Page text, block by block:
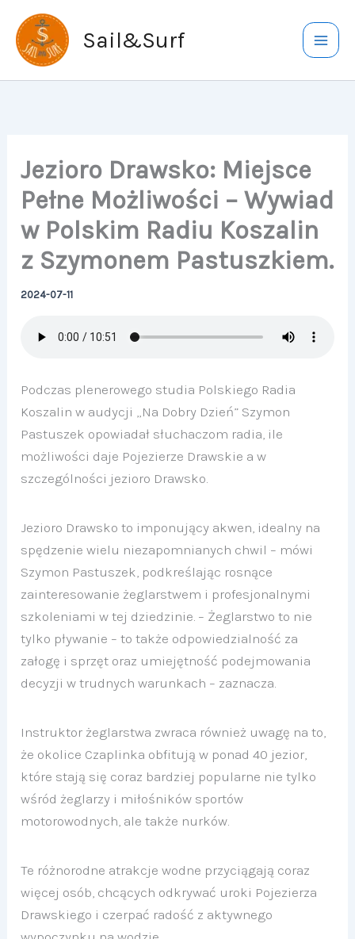
Przejdź
treści
Sail&Surf
Jezioro Drawsko: Miejsce
Pełne Możliwości – Wywiad
w Polskim Radiu Koszalin
z Szymonem Pastuszkiem.
2024-07-11
Podczas plenerowego studia Polskiego Radia
Koszalin w audycji „Na Dobry Dzień” Szymon
Pastuszek opowiadał słuchaczom radia, ile
możliwości daje Pojezierze Drawskie a w
szczególności jezioro Drawsko.
Jezioro Drawsko to imponujący akwen, idealny na
spędzenie wielu niezapomnianych chwil – mówi
Szymon Pastuszek, podkreślając rosnące
zainteresowanie żeglarstwem i profesjonalnymi
szkoleniami w tej dziedzinie. – Żeglarstwo to nie
tylko pływanie – to także odpowiedzialność za
załogę i sprzęt oraz umiejętność podejmowania
decyzji w trudnych warunkach – zaznacza.
Instruktor żeglarstwa zwraca również uwagę na to,
że okolice Czaplinka obfitują w ponad 40 jezior,
które stają się coraz bardziej popularne nie tylko
wśród żeglarzy i miłośników sportów
motorowodnych, ale także nurków.
Te różnorodne atrakcje wodne przyciągają coraz
więcej osób, chcących odkrywać uroki Pojezierza
Drawskiego i czerpać radość z aktywnego